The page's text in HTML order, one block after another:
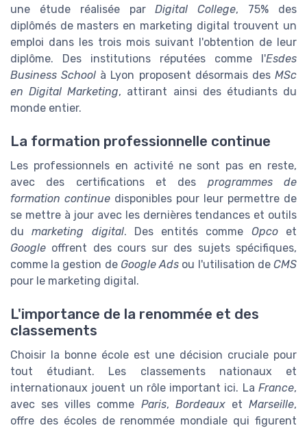
une étude réalisée parDigital College, 75% des
diplômés de masters en marketing digital trouvent un
emploi dans les trois mois suivant l'obtention de leur
diplôme. Des institutions réputées comme l'Esdes
Business School à Lyon proposent désormais desMSc
en Digital Marketing, attirant ainsi des étudiants du
monde entier.
La formation professionnelle continue
Les professionnels en activité ne sont pas en reste,
avec des certifications et des programmes de
formation continue disponibles pour leur permettre de
se mettre à jour avec les dernières tendances et outils
dumarketing digital. Des entités comme Opcoet
Google offrent des cours sur des sujets spécifiques,
comme la gestion de Google Ads ou l'utilisation deCMS
pour le marketing digital.
L'importance de la renommée et des
classements
Choisir la bonne école est une décision cruciale pour
tout étudiant. Les classements nationaux et
internationaux jouent un rôle important ici. La France,
avec ses villes comme Paris, BordeauxetMarseille,
offre des écoles de renommée mondiale qui figurent